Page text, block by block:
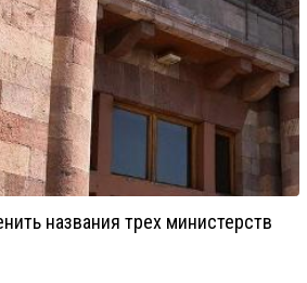
названия трех министерств